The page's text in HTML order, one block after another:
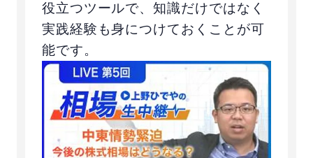
役立つツールで、知識だけではなく
実践経験も身につけておくことが可
能です。